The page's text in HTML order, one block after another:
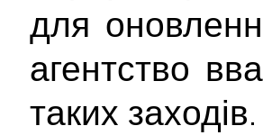
для
агентство
таких заходів.